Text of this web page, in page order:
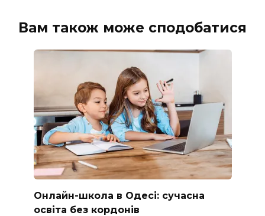
Вам також може сподобатися
Онлайн-школа в Одесі: сучасна
освіта без кордонів